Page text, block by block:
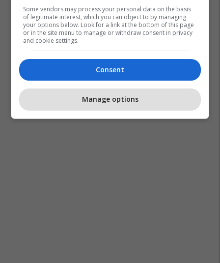
Feronikeli
Some vendors may process your personal data on the basis
of legitimate interest, which you can object to by managing
your options below. Look for a link at the bottom of this page
or in the site menu to manage or withdraw consent in privacy
and cookie settings.
Consent
Manage options